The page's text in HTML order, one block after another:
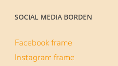
SOCIAL MEDIA BORDEN
Facebook frame
Instagram frame